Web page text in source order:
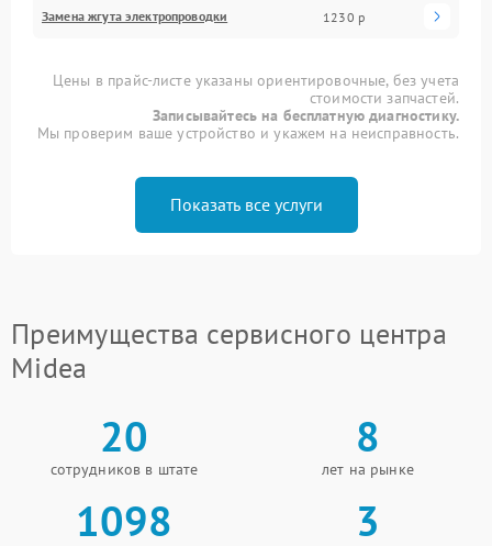
Замена жгута электропроводки 1230 р
Цены в прайс-листе указаны ориентировочные, без учета
стоимости запчастей.
Записывайтесь на бесплатную диагностику.
Мы проверим ваше устройство и укажем на неисправность.
Показать все услуги
Преимущества сервисного центра
Midea
20
сотрудников в штате
8
лет на рынке
1098 3